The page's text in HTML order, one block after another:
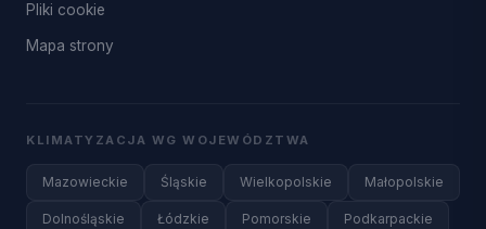
Pliki cookie
Mapa strony
KLIMATYZACJA WG WOJEWÓDZTWA
Mazowieckie Śląskie Wielkopolskie Małopolskie
Dolnośląskie Łódzkie Pomorskie Podkarpackie